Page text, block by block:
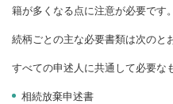
籍が多くなる点に注意が必要です。
続柄ごとの主な必要書類は次のと
すべての申述人に共通して必要な
相続放棄申述書